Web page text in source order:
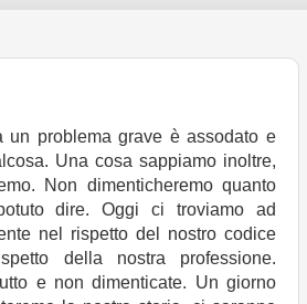
un problema grave è assodato e
Una cosa sappiamo inoltre,
Non dimenticheremo quanto
dire. Oggi ci troviamo ad
nel rispetto del nostro codice
della nostra professione.
e non dimenticate. Un giorno